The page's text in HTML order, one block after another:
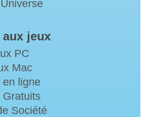
jeux
PC
Mac
en ligne
Gratuits
Société